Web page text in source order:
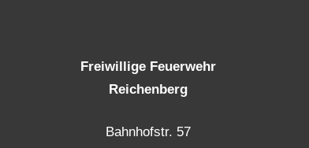
Freiwillige Feuerwehr
Reichenberg
Bahnhofstr. 57